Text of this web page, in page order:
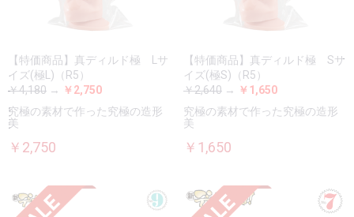
【特価商品】真ディルド極 Lサ
イズ(極L)（R5）
￥4,180 → ￥2,750
究極の素材で作った究極の造形
美
￥2,750
【特価商品】真ディルド極 Sサ
イズ(極S)（R5）
￥2,640 → ￥1,650
究極の素材で作った究極の造形
美
￥1,650